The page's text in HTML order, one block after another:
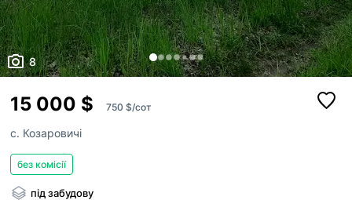
8
15 000 $ 750 $/сот
с. Козаровичі
без комісії
під забудову